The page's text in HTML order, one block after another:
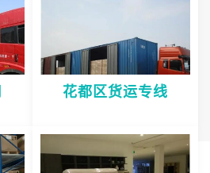
花都区货运专线